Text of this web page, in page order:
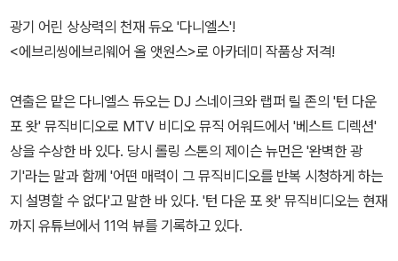
광기 어린 상상력의 천재 듀오 '다니엘스'!
<에브리씽에브리웨어 올 앳원스>로 아카데미 작품상 저격!
연출은 맡은 다니엘스 듀오는 DJ 스네이크와 랩퍼 릴 존의 '턴 다운
포 왓' 뮤직비디오로 MTV 비디오 뮤직 어워드에서 '베스트 디렉션'
상을 수상한 바 있다. 당시 롤링 스톤의 제이슨 뉴먼은 '완벽한 광
기'라는 말과 함께 '어떤 매력이 그 뮤직비디오를 반복 시청하게 하는
지 설명할 수 없다'고 말한 바 있다. '턴 다운 포 왓' 뮤직비디오는 현재
까지 유튜브에서 11억 뷰를 기록하고 있다.